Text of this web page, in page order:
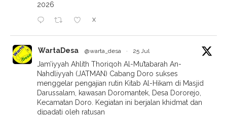
2026
X
WartaDesa @warta_desa · 25 Jul
Jam’iyyah Ahlith Thoriqoh Al-Mu’tabarah An-
Nahdliyyah (JATMAN) Cabang Doro sukses
menggelar pengajian rutin Kitab Al-Hikam di Masjid
Darussalam, kawasan Doromantek, Desa Dororejo,
Kecamatan Doro. Kegiatan ini berjalan khidmat dan
dipadati oleh ratusan